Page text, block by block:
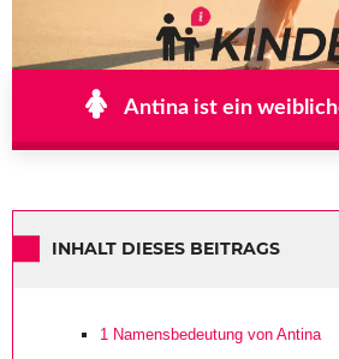
Antina ist ein
INHALT DIESES BEITRAGS
1 Namensbedeutung von Antina